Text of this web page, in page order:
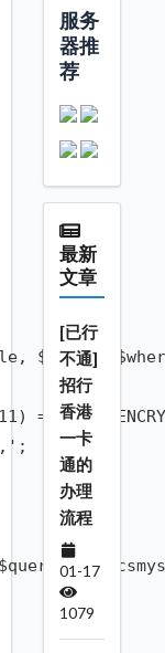
$array,
==
服务
器推
荐
最新
文章
[已行
不通]
招行
香港
一卡
通的
办理
流程
01-17
1079